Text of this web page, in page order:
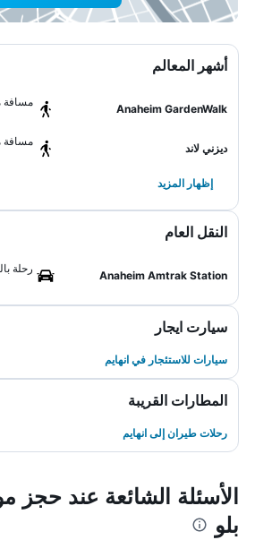
أشهر المعالم
Anaheim GardenWalk
مسافة مشي
ديزني لاند
مسافة مشي
إظهار المزيد
النقل العام
Anaheim Amtrak Station
رحلة
سيارت ايجار
سيارات للاستئجار في انهايم
المطارات القريبة
رحلات طيران إلى انهايم
الأسئلة الشائعة عند حجز
بلو